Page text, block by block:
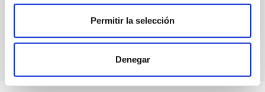
Permitir la selección
Denegar
NÚMERO DE CITAS 0